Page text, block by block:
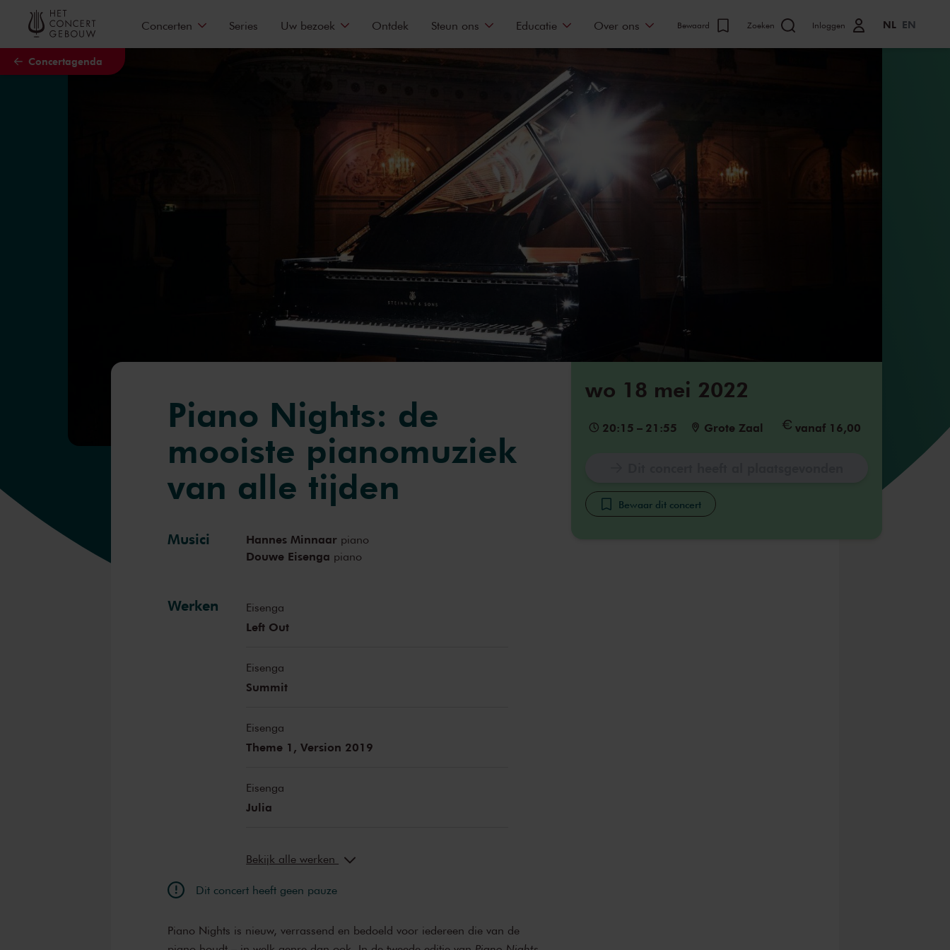
Naar hoofdcontent
Concertagenda
Concerten Series Uw bezoek Ontdek Steun ons Educatie Over ons Bewaard Zoeken Inloggen NL EN
wo 18 mei 2022
20:15 – 21:55 Grote Zaal vanaf 16,00
Bewaar dit concert
Piano Nights: de
mooiste pianomuziek
van alle tijden
Musici Hannes Minnaar piano
Douwe Eisenga piano
Werken Eisenga
Left Out
Eisenga
Summit
Eisenga
Theme 1, Version 2019
Eisenga
Julia
Bekijk alle werken
Dit concert heeft geen pauze
Piano Nights is nieuw, verrassend en bedoeld voor iedereen die van de